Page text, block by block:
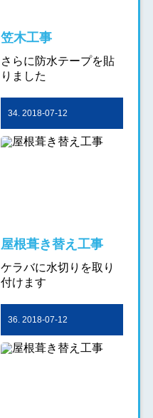
笠木工事
さらに防水テープを貼
りました
34. 2018-07-12
屋根葺き替え工事
ケラバに水切りを取り
付けます
36. 2018-07-12